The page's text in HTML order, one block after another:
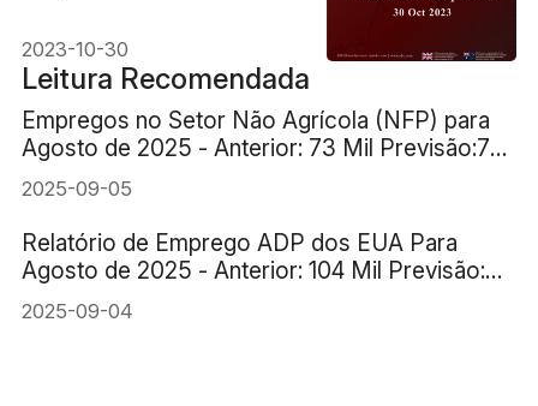
2023-10-30
Leitura Recomendada
Empregos no Setor Não Agrícola (NFP) para
Agosto de 2025 - Anterior: 73 Mil Previsão:78
Mil
2025-09-05
Relatório de Emprego ADP dos EUA Para
Agosto de 2025 - Anterior: 104 Mil Previsão:
70 Mil
2025-09-04